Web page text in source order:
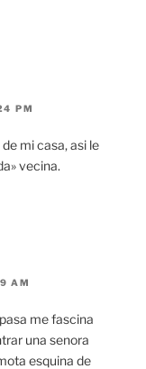
PM
mi casa, asi le
vecina.
AM
me fascina
una senora
esquina de